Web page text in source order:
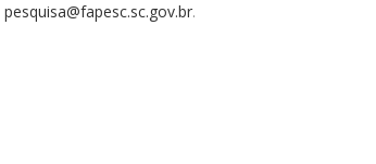
pesquisa@fapesc.sc.gov.br.